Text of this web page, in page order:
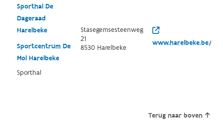
Sporthal De
Dageraad
Harelbeke
Sportcentrum De
Mol Harelbeke
Sporthal
Stasegemsesteenweg
21
8530 Harelbeke
www.harelbeke.be/
Terug naar boven